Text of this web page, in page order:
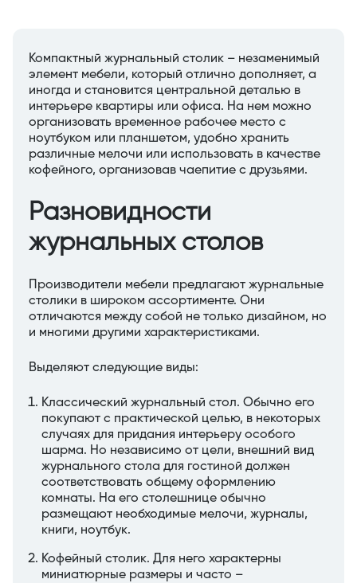
Компактный журнальный столик – незаменимый
элемент мебели, который отлично дополняет, а
иногда и становится центральной деталью в
интерьере квартиры или офиса. На нем можно
организовать временное рабочее место с
ноутбуком или планшетом, удобно хранить
различные мелочи или использовать в качестве
кофейного, организовав чаепитие с друзьями.
Разновидности
журнальных столов
Производители мебели предлагают журнальные
столики в широком ассортименте. Они
отличаются между собой не только дизайном, но
и многими другими характеристиками.
Выделяют следующие виды:
Классический журнальный стол. Обычно его
покупают с практической целью, в некоторых
случаях для придания интерьеру особого
шарма. Но независимо от цели, внешний вид
журнального стола для гостиной должен
соответствовать общему оформлению
комнаты. На его столешнице обычно
размещают необходимые мелочи, журналы,
книги, ноутбук.
Кофейный столик. Для него характерны
миниатюрные размеры и часто –